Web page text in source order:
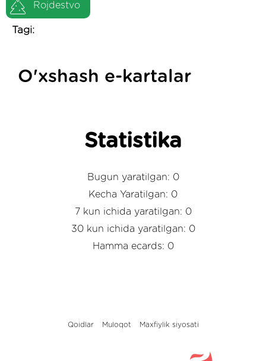
Rojdestvo
Tagi:
O'xshash e-kartalar
Statistika
Bugun yaratilgan: 0
Kecha Yaratilgan: 0
7 kun ichida yaratilgan: 0
30 kun ichida yaratilgan: 0
Hamma ecards: 0
Qoidlar Muloqot Maxfiylik siyosati